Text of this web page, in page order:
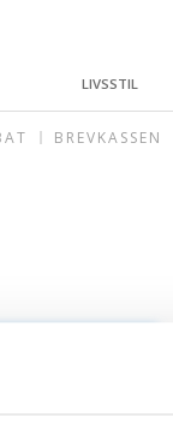
LIVSSTIL
BREVKASSEN